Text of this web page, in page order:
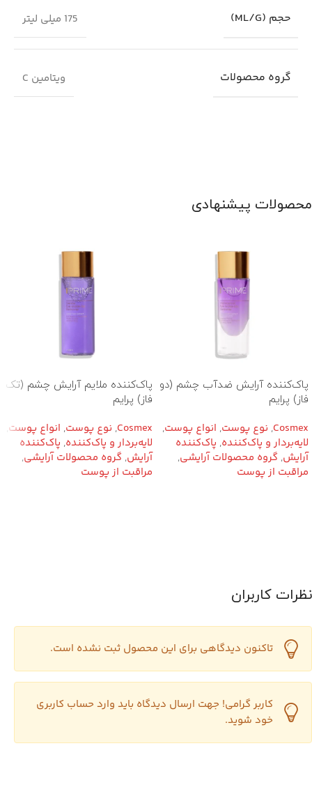
حجم (ML/G) 175 میلی لیتر
گروه محصولات ویتامین C
محصولات پیشنهادی
پاک‌کننده آرایش ضدآب چشم (دو
فاز) پرایم
Cosmex
, نوع پوست, انواع پوست,
لایه‌بردار و پاک‌کننده, پاک‌کننده
آرایش, گروه محصولات آرایشی,
مراقبت از پوست
پاک‌کننده ملایم آرایش چشم (تک
فاز) پرایم
Cosmex
, نوع پوست, انواع پوست
لایه‌بردار و پاک‌کننده, پاک‌کننده
آرایش, گروه محصولات آرایشی,
مراقبت از پوست
نظرات کاربران
تاکنون دیدگاهی برای این محصول ثبت نشده است.
کاربر گرامی! جهت ارسال دیدگاه باید وارد حساب کاربری
خود شوید.